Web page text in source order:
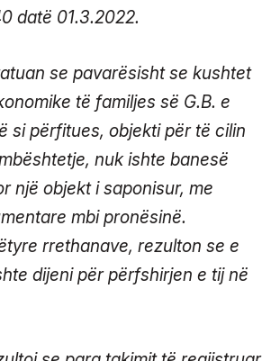
datë 01.3.2022.
se pavarësisht se kushtet
të familjes së G.B. e
si përfitues, objekti për të cilin
nuk ishte banesë
një objekt i saponisur, me
mbi pronësinë.
rrethanave, rezulton se e
dijeni për përfshirjen e tij në